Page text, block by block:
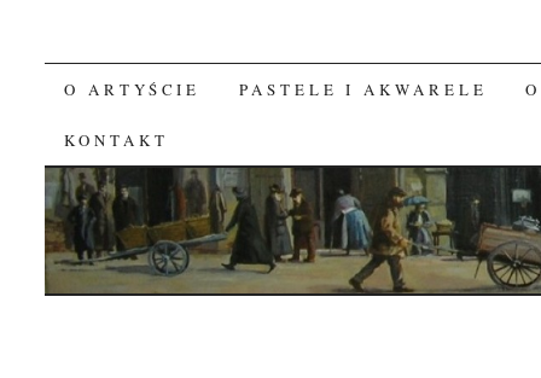
SKIP TO CONTENT
O ARTYŚCIE PASTELE I AKWARELE
KONTAKT